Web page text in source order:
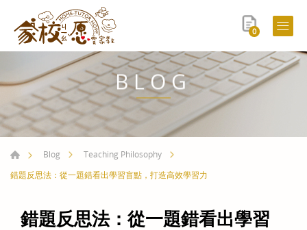
0
BLOG
Blog
Teaching Philosophy
錯題反思法：從一題錯看出學習盲點，打造高效學習力
錯題反思法：從一題錯看出學習